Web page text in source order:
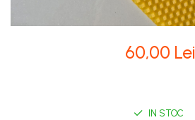
60,00 Lei
IN STOC